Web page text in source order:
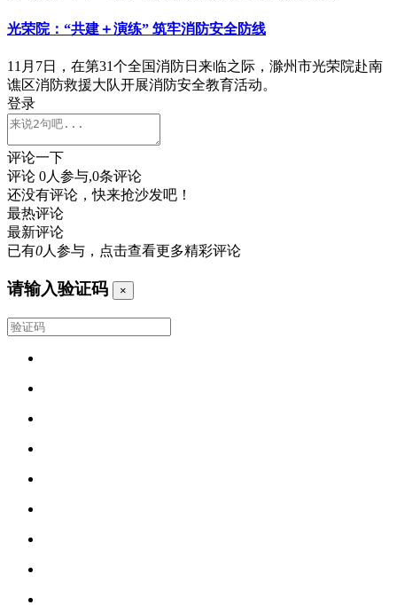
光荣院：“共建＋演练” 筑牢消防安全防线
11月7日，在第31个全国消防日来临之际，滁州市光荣院赴南
谯区消防救援大队开展消防安全教育活动。
登录
评论一下
评论 0人参与,0条评论
还没有评论，快来抢沙发吧！
最热评论
最新评论
已有0人参与，点击查看更多精彩评论
请输入验证码 ×